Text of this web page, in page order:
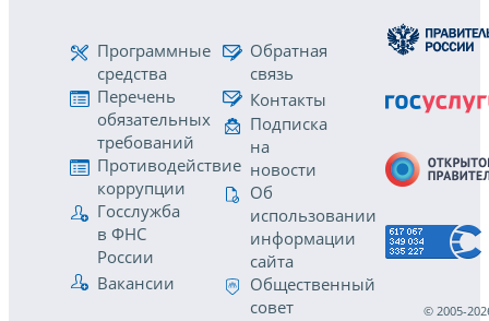
Программные
средства
Перечень
обязательных
требований
Противодействие
коррупции
Госслужба
в ФНС
России
Вакансии
Обратная
связь
Контакты
Подписка
на
новости
Об
использовании
информации
сайта
Общественный
совет
© 2005-